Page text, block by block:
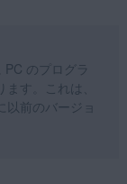
1 with
のプログラ
す。これは、
前のバージョ